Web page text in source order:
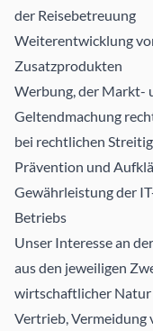
der Reisebetreuung
Weiterentwicklung
Zusatzprodukten
Werbung, der Markt-
Geltendmachung
bei rechtlichen
Prävention und
Gewährleistung der
Betriebs
Unser Interesse an
aus den jeweiligen
wirtschaftlicher
Vertrieb, Vermeidung